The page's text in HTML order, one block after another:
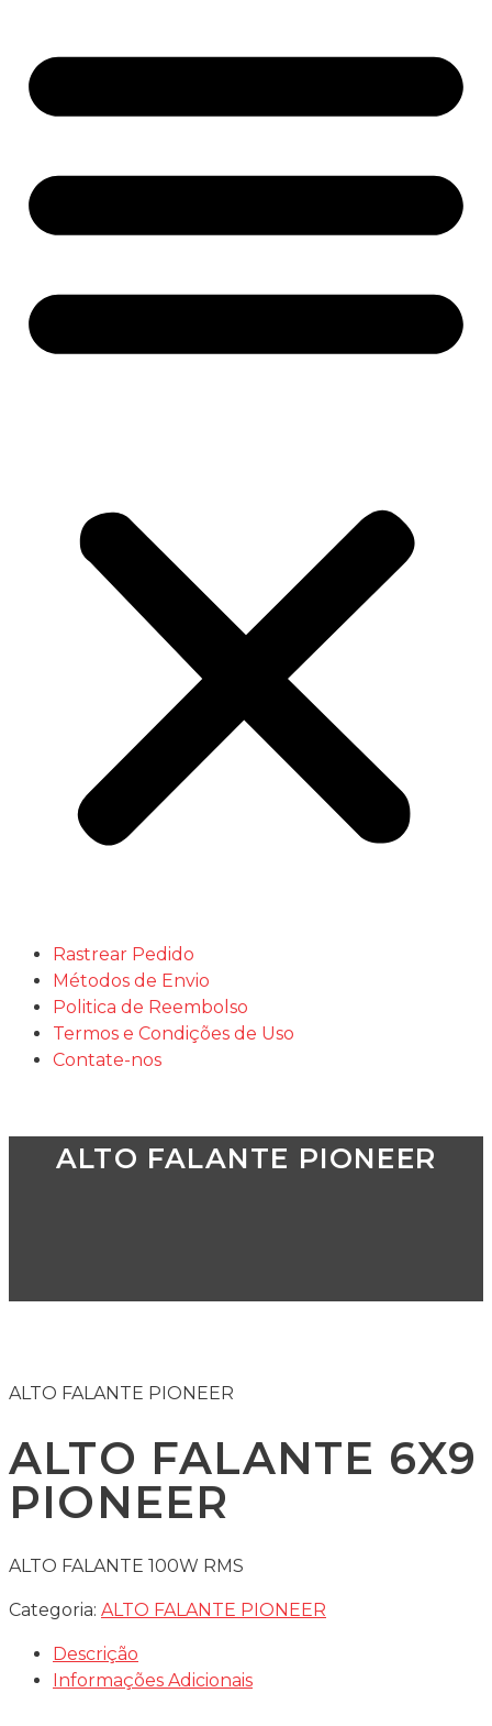
Rastrear Pedido
Métodos de Envio
Politica de Reembolso
Termos e Condições de Uso
Contate-nos
ALTO FALANTE PIONEER
ALTO FALANTE PIONEER
ALTO FALANTE 6X9
PIONEER
ALTO FALANTE 100W RMS
Categoria: ALTO FALANTE PIONEER
Descrição
Informações Adicionais